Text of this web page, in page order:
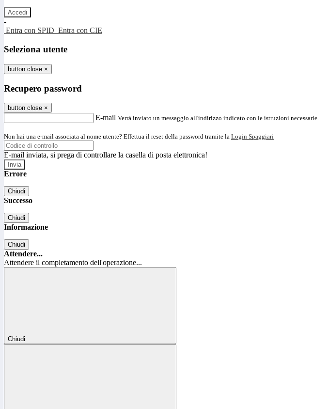
-
Entra con SPID Entra con CIE
Seleziona utente
button close ×
Recupero password
button close ×
E-mail Verrà inviato un messaggio all'indirizzo indicato con le istruzioni necessarie.
Non hai una e-mail associata al nome utente? Effettua il reset della password tramite la Login Spaggiari
E-mail inviata, si prega di controllare la casella di posta elettronica!
Errore
Chiudi
Successo
Chiudi
Informazione
Chiudi
Attendere...
Attendere il completamento dell'operazione...
Chiudi